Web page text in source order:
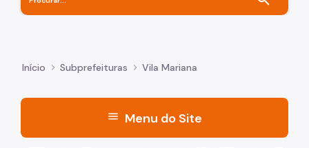
Início Subprefeituras Vila Mariana
menu Menu do Site